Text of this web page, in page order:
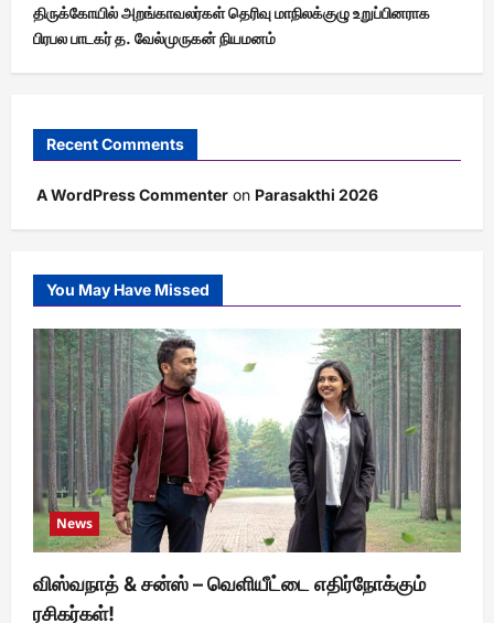
திருக்கோயில் அறங்காவலர்கள் தெரிவு மாநிலக்குழு உறுப்பினராக
பிரபல பாடகர் த. வேல்முருகன் நியமனம்
Recent Comments
A WordPress Commenter on Parasakthi 2026
You May Have Missed
News
விஸ்வநாத் & சன்ஸ் – வெளியீட்டை எதிர்நோக்கும்
ரசிகர்கள்!